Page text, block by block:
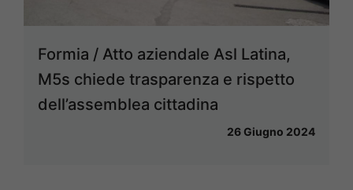
Formia / Atto aziendale Asl Latina,
M5s chiede trasparenza e rispetto
dell’assemblea cittadina
26 Giugno 2024